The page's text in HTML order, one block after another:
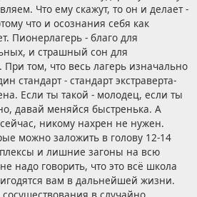
Что ему скажут, то он и делает -
что и осознания себя как
Пионерлагерь - благо для
и страшный сон для
При том, что весь лагерь изначально
стандарт - стандарт экстраверта-
Если ты такой - молодец, если ты
давай меняйся быстренька. А
никому нахрен не нужен.
можно заложить в голову 12-14
и лишние загоны на всю
надо говорить, что это всё школа
вам в дальнейшей жизни.